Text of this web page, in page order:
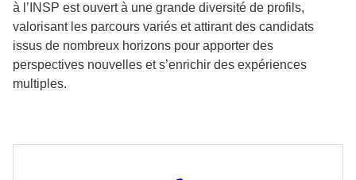
à l’INSP est ouvert à une grande diversité de profils,
valorisant les parcours variés et attirant des candidats
issus de nombreux horizons pour apporter des
perspectives nouvelles et s’enrichir des expériences
multiples.